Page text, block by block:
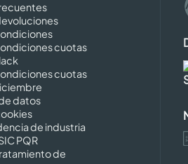
cuotas
cuotas
datos
de industria
PQR
de